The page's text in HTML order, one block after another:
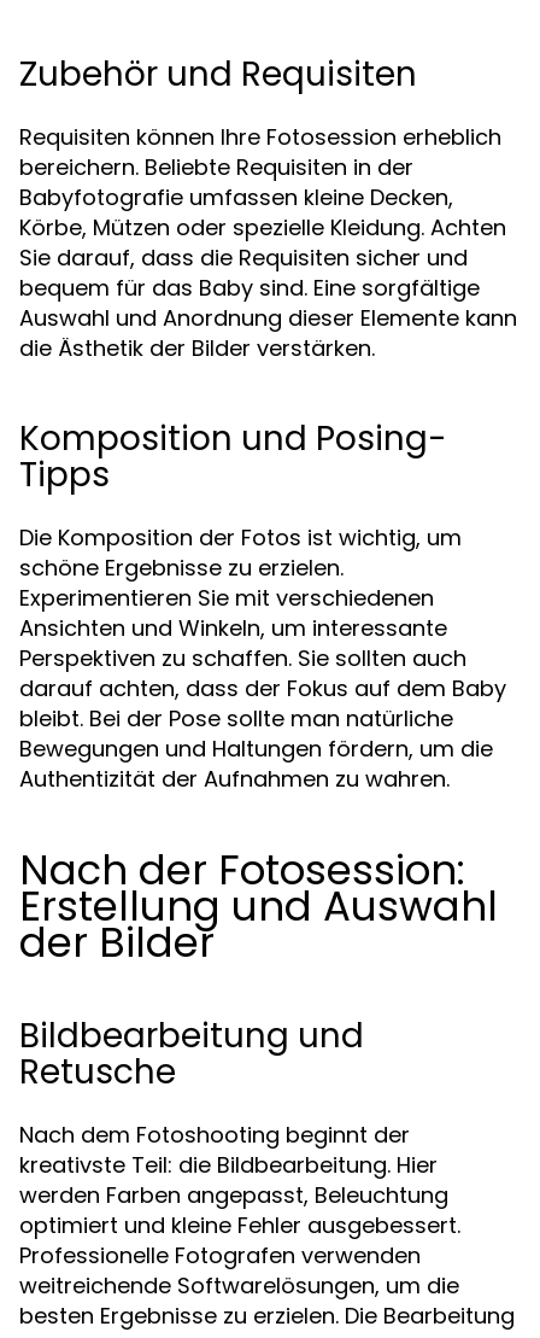
Zubehör und Requisiten
Requisiten können Ihre Fotosession erheblich
bereichern. Beliebte Requisiten in der
Babyfotografie umfassen kleine Decken,
Körbe, Mützen oder spezielle Kleidung. Achten
Sie darauf, dass die Requisiten sicher und
bequem für das Baby sind. Eine sorgfältige
Auswahl und Anordnung dieser Elemente kann
die Ästhetik der Bilder verstärken.
Komposition und Posing-
Tipps
Die Komposition der Fotos ist wichtig, um
schöne Ergebnisse zu erzielen.
Experimentieren Sie mit verschiedenen
Ansichten und Winkeln, um interessante
Perspektiven zu schaffen. Sie sollten auch
darauf achten, dass der Fokus auf dem Baby
bleibt. Bei der Pose sollte man natürliche
Bewegungen und Haltungen fördern, um die
Authentizität der Aufnahmen zu wahren.
Nach der Fotosession:
Erstellung und Auswahl
der Bilder
Bildbearbeitung und
Retusche
Nach dem Fotoshooting beginnt der
kreativste Teil: die Bildbearbeitung. Hier
werden Farben angepasst, Beleuchtung
optimiert und kleine Fehler ausgebessert.
Professionelle Fotografen verwenden
weitreichende Softwarelösungen, um die
besten Ergebnisse zu erzielen. Die Bearbeitung